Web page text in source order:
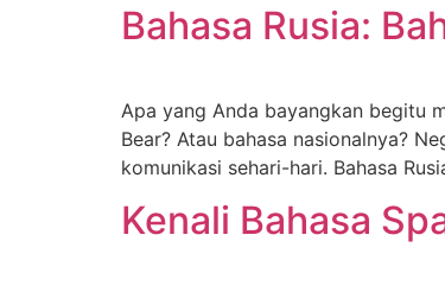
Bahasa Rusia:
Apa yang Anda bayangkan begitu
Bear? Atau bahasa nasionalnya?
komunikasi sehari-hari. Bahasa
Kenali Bahasa